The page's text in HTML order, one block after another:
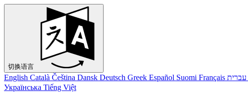
切换语言
English Català Čeština Dansk Deutsch Greek Español Suomi Français עברית
Українська Tiếng Việt